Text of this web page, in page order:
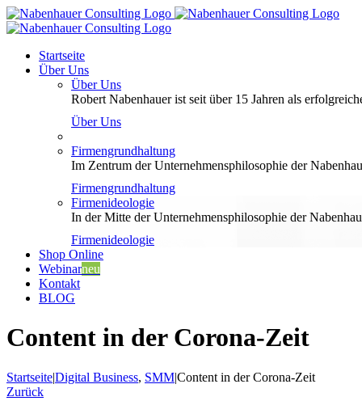
Zum
Inhalt
Startseite
Über Uns
Über Uns
Robert Nabenhauer ist seit über 15 Jahren als
Über Uns
Firmengrundhaltung
Im Zentrum der Unternehmensphilosophie der
Firmengrundhaltung
Firmenideologie
In der Mitte der Unternehmensphilosophie der
Firmenideologie
Shop Online
Webinarneu
Kontakt
BLOG
Content in der Corona-Zeit
Startseite|Digital Business, SMM|Content in der Corona-Zeit
Zurück